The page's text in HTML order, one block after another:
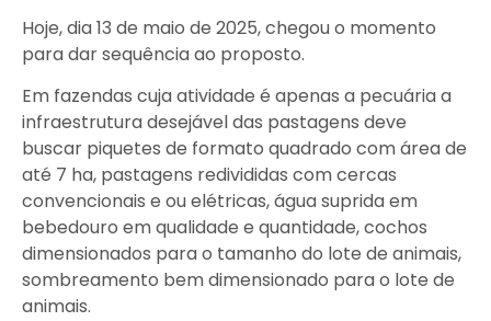
Hoje, dia 13 de maio de 2025, chegou o momento
para dar sequência ao proposto.
Em fazendas cuja atividade é apenas a pecuária a
infraestrutura desejável das pastagens deve
buscar piquetes de formato quadrado com área de
até 7 ha, pastagens redivididas com cercas
convencionais e ou elétricas, água suprida em
bebedouro em qualidade e quantidade, cochos
dimensionados para o tamanho do lote de animais,
sombreamento bem dimensionado para o lote de
animais.